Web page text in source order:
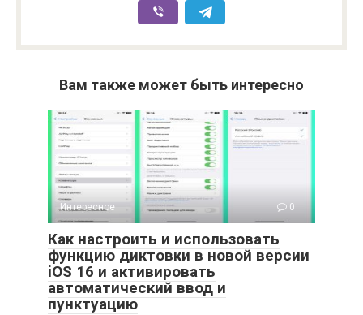
Вам также может быть интересно
Интересное 0
Как настроить и использовать
функцию диктовки в новой версии
iOS 16 и активировать
автоматический ввод и
пунктуацию